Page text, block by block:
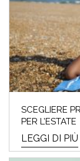
SCEGLIERE
PER L’ESTATE
LEGGI DI PIÙ